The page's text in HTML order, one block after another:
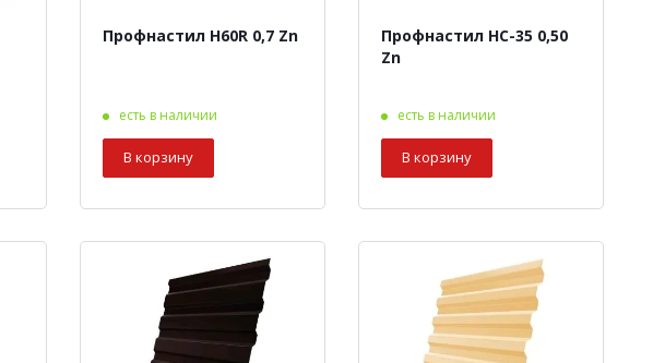
Профнастил Н60R 0,7 Zn
есть в наличии
В корзину
Профнастил НС-35 0,50
Zn
есть в наличии
В корзину